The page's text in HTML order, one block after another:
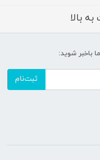
بالا
باخبر شوید:
ثبت‌نام